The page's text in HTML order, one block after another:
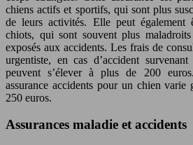
chiens actifs et sportifs, qui sont plus
de leurs activités. Elle peut également
chiots, qui sont souvent plus
exposés aux accidents. Les frais de
urgentiste, en cas d’accident
peuvent s’élever à plus de 200
assurance accidents pour un chien varie
250 euros.
Assurances maladie et accidents